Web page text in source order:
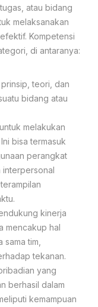
atau bidang
melaksanakan
Kompetensi
di antaranya:
teori, dan
bidang atau
melakukan
bisa termasuk
perangkat
interpersonal
kinerja
mencakup hal
tim,
tekanan.
yang
berhasil dalam
kemampuan